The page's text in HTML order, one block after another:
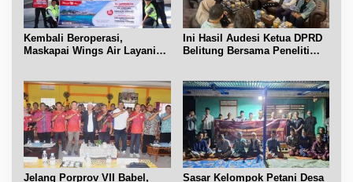
Kembali Beroperasi,
Maskapai Wings Air Layani
Ini Hasil Audesi Ketua DPRD
Belitung Bersama Peneliti
Jelang Porprov VII Babel,
Sasar Kelompok Petani Desa